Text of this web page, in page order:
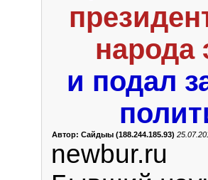
и подал
Автор: Сайдыы (188.244.185.93)
newbur.ru